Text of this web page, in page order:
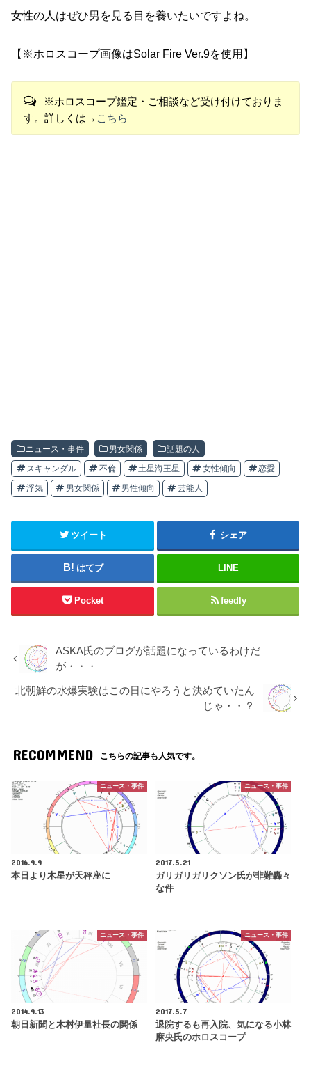
女性の人はぜひ男を見る目を養いたいですよね。
【※ホロスコープ画像はSolar Fire Ver.9を使用】
※ホロスコープ鑑定・ご相談など受け付けておりま
す。詳しくは→ こちら
ニュース・事件 男女関係 話題の人
スキャンダル 不倫 土星海王星 女性傾向 恋愛
浮気 男女関係 男性傾向 芸能人
ツイート シェア
はてブ LINE
Pocket feedly
ASKA氏のブログが話題になっているわけだ
が・・・
北朝鮮の水爆実験はこの日にやろうと決めていたん
じゃ・・？
RECOMMEND こちらの記事も人気です。
ニュース・事件
2016.9.9
本日より木星が天秤座に
ニュース・事件
2017.5.21
ガリガリガリクソン氏が非難轟々
な件
ニュース・事件
2014.9.13
朝日新聞と木村伊量社長の関係
ニュース・事件
2017.5.7
退院するも再入院、気になる小林
麻央氏のホロスコープ